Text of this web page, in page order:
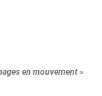
en mouvement »